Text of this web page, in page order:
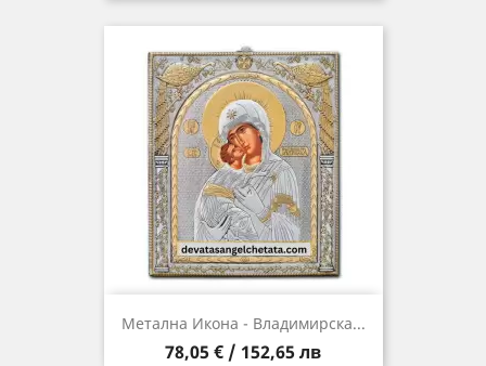
Метална Икона - Владимирска...
Цена
78,05 € / 152,65 лв